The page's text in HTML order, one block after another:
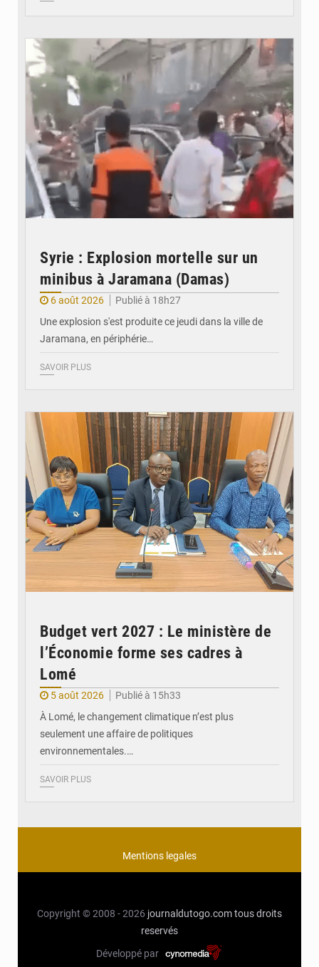
Syrie : Explosion mortelle sur un
minibus à Jaramana (Damas)
6 août 2026
Publié à 18h27
Une explosion s'est produite ce jeudi dans la ville de
Jaramana, en périphérie…
SAVOIR PLUS
Budget vert 2027 : Le ministère de
l’Économie forme ses cadres à
Lomé
5 août 2026
Publié à 15h33
À Lomé, le changement climatique n’est plus
seulement une affaire de politiques
environnementales.…
SAVOIR PLUS
Mentions legales
Copyright © 2008 - 2026 journaldutogo.comtous droits
reservés
Développé par